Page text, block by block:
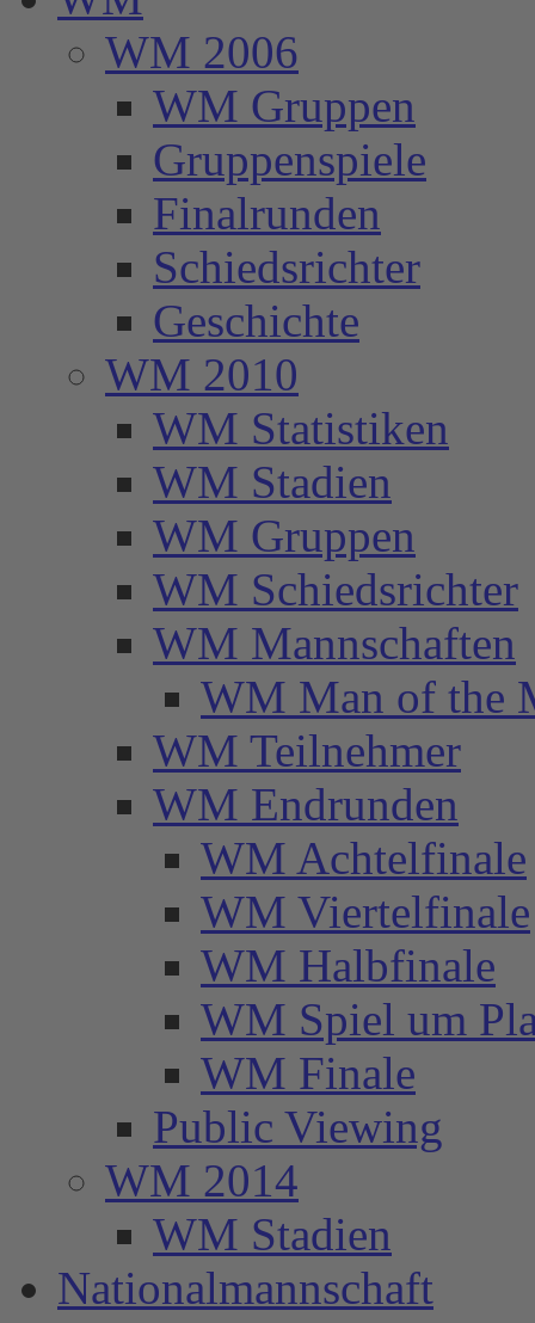
WM 2006
WM Gruppen
Gruppenspiele
Finalrunden
Schiedsrichter
Geschichte
WM 2010
WM Statistiken
WM Stadien
WM Gruppen
WM Schiedsrichter
WM Mannschaften
WM Man of the
WM Teilnehmer
WM Endrunden
WM Achtelfinale
WM Viertelfinale
WM Halbfinale
WM Spiel um
WM Finale
Public Viewing
WM 2014
WM Stadien
Nationalmannschaft